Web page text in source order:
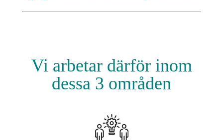
Vi arbetar därför inom
dessa 3 områden